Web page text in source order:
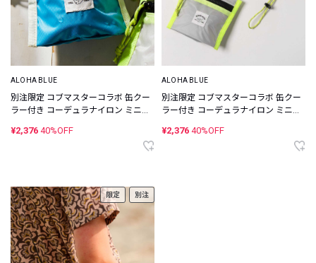
ALOHA BLUE
別注限定 コブマスターコラボ 缶クー
ラー付き コーデュラナイロン ミニウ
¥2,376 40%OFF
ALOHA BLUE
別注限定 コブマスターコラボ 缶クー
ラー付き コーデュラナイロン ミニウ
¥2,376 40%OFF
限定 別注